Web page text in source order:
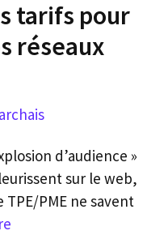
tarifs pour
réseaux
d’audience »
sur le web,
PME ne savent